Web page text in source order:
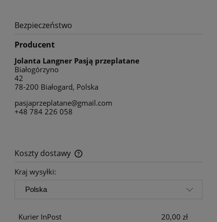
Bezpieczeństwo
Producent
Jolanta Langner Pasją przeplatane
Białogórzyno
42
78-200 Białogard, Polska
pasjaprzeplatane@gmail.com
+48 784 226 058
Koszty dostawy
Cena nie zawiera ewentualnych kosztów płatności
Kraj wysyłki:
Kurier InPost 20,00 zł